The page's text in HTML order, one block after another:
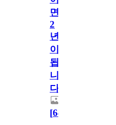
면
2
년
이
됩
니
다.
[64